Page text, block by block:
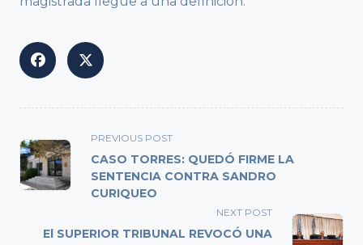
<span
class="nav-
subtitle
screen-
text">Page</span>
PREVIOUS POST
CASO TORRES: QUEDÓ FIRME LA
SENTENCIA CONTRA SANDRO
CURIQUEO
NEXT POST
El SUPERIOR TRIBUNAL REVOCÓ UNA